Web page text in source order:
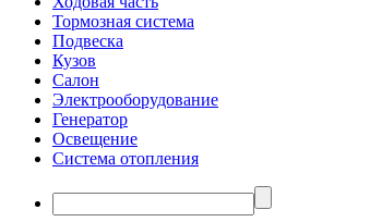
Тормозная система
Подвеска
Кузов
Салон
Электрооборудование
Генератор
Освещение
Система отопления